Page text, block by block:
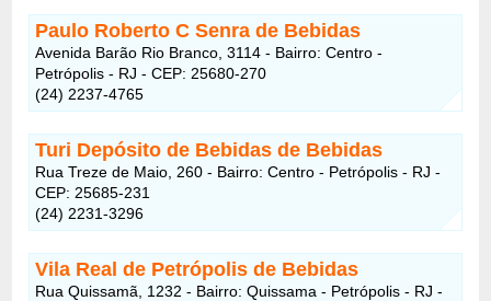
Paulo Roberto C Senra de Bebidas
Avenida Barão Rio Branco, 3114 - Bairro: Centro -
Petrópolis - RJ - CEP: 25680-270
(24) 2237-4765
Turi Depósito de Bebidas de Bebidas
Rua Treze de Maio, 260 - Bairro: Centro - Petrópolis - RJ -
CEP: 25685-231
(24) 2231-3296
Vila Real de Petrópolis de Bebidas
Rua Quissamã, 1232 - Bairro: Quissama - Petrópolis - RJ -